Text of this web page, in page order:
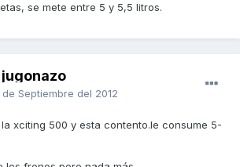
se mete entre 5 y 5,5 litros.
de Septiembre del 2012
xciting 500 y esta contento.le consume 5-